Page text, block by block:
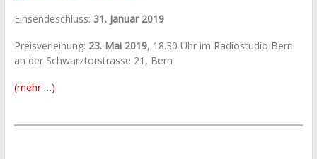
Einsendeschluss: 31. Januar 2019
Preisverleihung: 23. Mai 2019, 18.30 Uhr im Radiostudio Bern
an der Schwarztorstrasse 21, Bern
(mehr …)